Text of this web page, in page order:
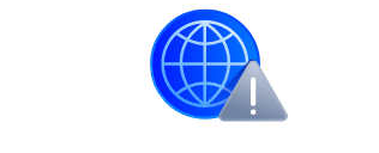
строительство новых